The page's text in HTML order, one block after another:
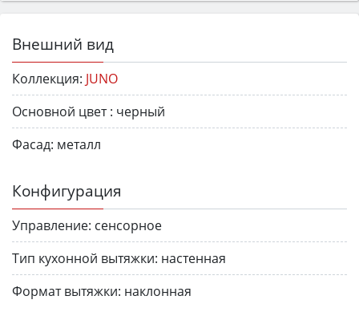
Внешний вид
Коллекция: JUNO
Основной цвет : черный
Фасад: металл
Конфигурация
Управление: сенсорное
Тип кухонной вытяжки: настенная
Формат вытяжки: наклонная